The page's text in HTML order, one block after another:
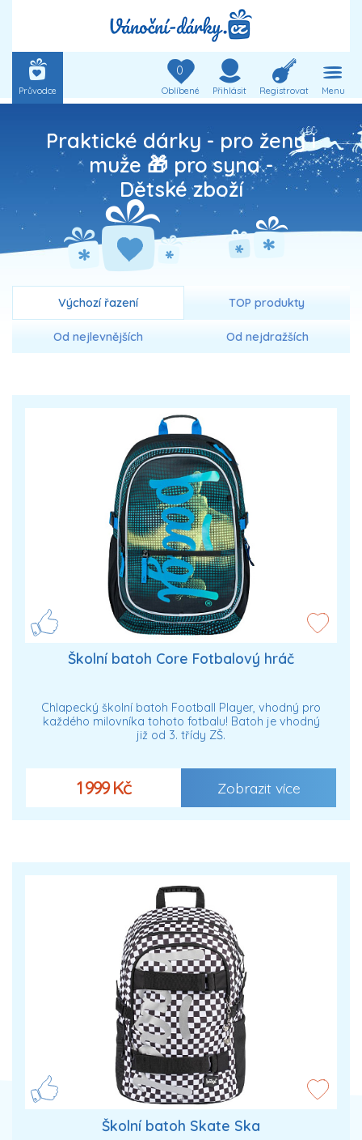
Průvodce
0
Oblíbené Přihlásit Registrovat Menu
Praktické dárky - pro ženy i
muže 🎁 pro syna -
Dětské zboží
Výchozí řazení TOP produkty
Od nejlevnějších Od nejdražších
Školní batoh Core Fotbalový hráč
Chlapecký školní batoh Football Player, vhodný pro
každého milovníka tohoto fotbalu! Batoh je vhodný
již od 3. třídy ZŠ.
1 999 Kč Zobrazit více
Školní batoh Skate Ska